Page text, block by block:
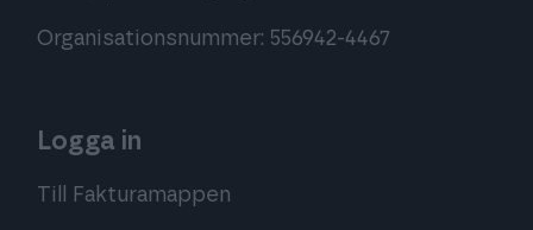
Organisationsnummer: 556942-4467
Logga in
Till Fakturamappen